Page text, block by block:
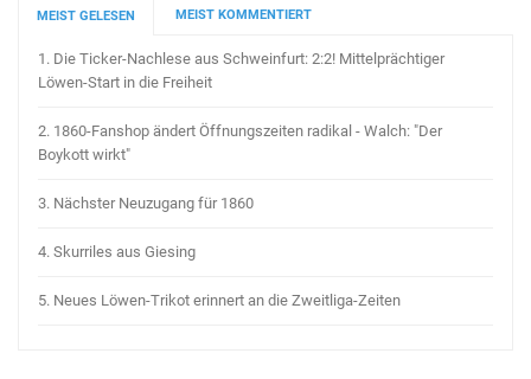
MEIST GELESEN MEIST KOMMENTIERT
1. Die Ticker-Nachlese aus Schweinfurt: 2:2! Mittelprächtiger
Löwen-Start in die Freiheit
2. 1860-Fanshop ändert Öffnungszeiten radikal - Walch: "Der
Boykott wirkt"
3. Nächster Neuzugang für 1860
4. Skurriles aus Giesing
5. Neues Löwen-Trikot erinnert an die Zweitliga-Zeiten